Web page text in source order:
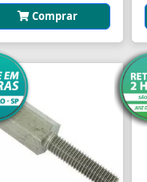
Comprar